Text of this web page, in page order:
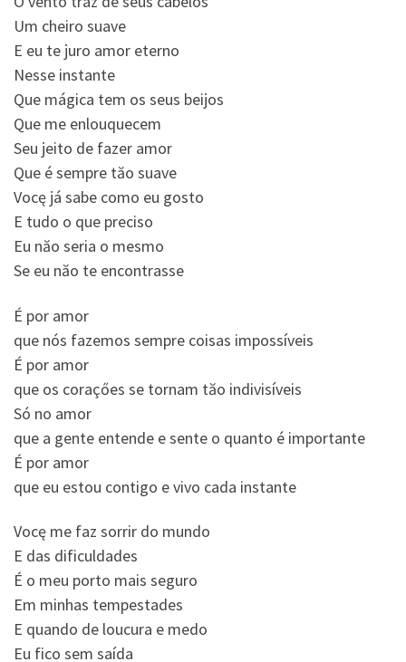
Um cheiro suave
E eu te juro amor eterno
Nesse instante
Que mágica tem os seus beijos
Que me enlouquecem
Seu jeito de fazer amor
Que é sempre tăo suave
Vocę já sabe como eu gosto
E tudo o que preciso
Eu năo seria o mesmo
Se eu năo te encontrasse
É por amor
que nós fazemos sempre coisas impossíveis
É por amor
que os coraçőes se tornam tăo indivisíveis
Só no amor
que a gente entende e sente o quanto é importante
É por amor
que eu estou contigo e vivo cada instante
Vocę me faz sorrir do mundo
E das dificuldades
É o meu porto mais seguro
Em minhas tempestades
E quando de loucura e medo
Eu fico sem saída